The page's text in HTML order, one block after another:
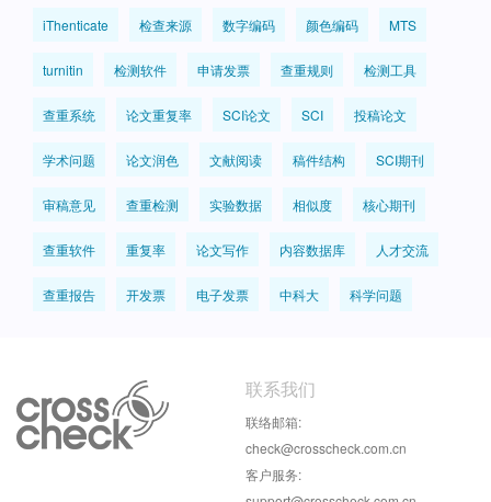
iThenticate 检查来源 数字编码 颜色编码 MTS
turnitin 检测软件 申请发票 查重规则 检测工具
查重系统 论文重复率 SCI论文 SCI 投稿论文
学术问题 论文润色 文献阅读 稿件结构 SCI期刊
审稿意见 查重检测 实验数据 相似度 核心期刊
查重软件 重复率 论文写作 内容数据库 人才交流
查重报告 开发票 电子发票 中科大 科学问题
联系我们
联络邮箱:
check@crosscheck.com.cn
客户服务: